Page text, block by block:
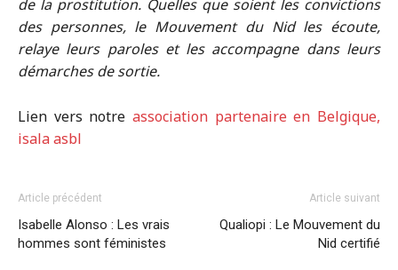
de la prostitution. Quelles que soient les convictions
des personnes, le Mouvement du Nid les écoute,
relaye leurs paroles et les accompagne dans leurs
démarches de sortie.
Lien vers notre association partenaire en Belgique,
isala asbl
Article précédent
Isabelle Alonso : Les vrais
hommes sont féministes
Article suivant
Qualiopi : Le Mouvement du
Nid certifié